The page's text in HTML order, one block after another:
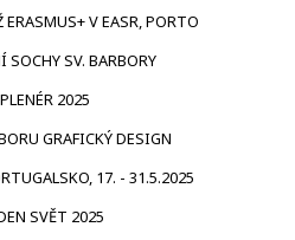
V EASR, PORTO
SOCHY SV. BARBORY
PLENÉR 2025
GRAFICKÝ DESIGN
17. - 31.5.2025
SVĚT 2025